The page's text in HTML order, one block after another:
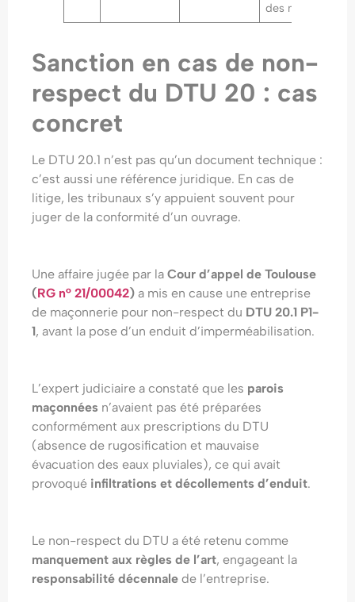
des murs
Sanction en cas de non-
respect du DTU 20 : cas
concret
Le DTU 20.1 n’est pas qu’un document technique :
c’est aussi une référence juridique. En cas de
litige, les tribunaux s’y appuient souvent pour
juger de la conformité d’un ouvrage.
Une affaire jugée par la Cour d’appel de Toulouse
(RG n° 21/00042) a mis en cause une entreprise
de maçonnerie pour non-respect du DTU 20.1 P1-
1, avant la pose d’un enduit d’imperméabilisation.
L’expert judiciaire a constaté que les parois
maçonnées n’avaient pas été préparées
conformément aux prescriptions du DTU
(absence de rugosification et mauvaise
évacuation des eaux pluviales), ce qui avait
provoqué infiltrations et décollements d’enduit.
Le non-respect du DTU a été retenu comme
manquement aux règles de l’art, engageant la
responsabilité décennale de l’entreprise.